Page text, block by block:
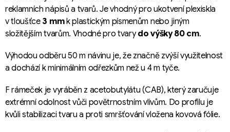
reklamních nápisů a tvarů. Je vhodný pro ukotvení plexiskla
v tloušťce 3 mmk plastickým písmenům nebo jiným
složitějším tvarům. Vhodné pro tvarydo výšky 80 cm.
Výhodou odběru 50 m návinu je, že značně zvýší využitelnost
a dochází k minimálním odřezkům než u 4 m tyče.
F rámeček je vyráběn z acetobutylátu (CAB), který zaručuje
extrémní odolnost vůči povětrnostním vlivům. Do profilu je
kvůli stabilizaci tvaru a proti smršťování vložena kovová fólie.